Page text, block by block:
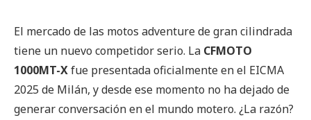
El mercado de las motos adventure de gran cilindrada
tiene un nuevo competidor serio. La CFMOTO
1000MT-Xfue presentada oficialmente en el EICMA
2025 de Milán, y desde ese momento no ha dejado de
generar conversación en el mundo motero. ¿La razón?